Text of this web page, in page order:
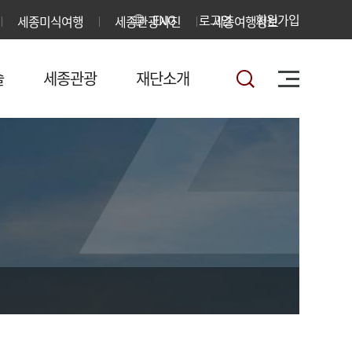
세종미식여행 세종관광사진 세종여행정보
ENG 로그인 회원가입
세종관광 재단소개